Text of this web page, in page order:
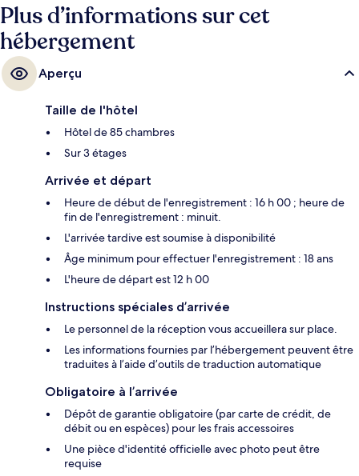
Plus d’informations sur cet
hébergement
Aperçu
Taille de l'hôtel
Hôtel de 85 chambres
Sur 3 étages
Arrivée et départ
Heure de début de l'enregistrement : 16 h 00 ; heure de
fin de l'enregistrement : minuit.
L'arrivée tardive est soumise à disponibilité
Âge minimum pour effectuer l'enregistrement : 18 ans
L'heure de départ est 12 h 00
Instructions spéciales d’arrivée
Le personnel de la réception vous accueillera sur place.
Les informations fournies par l’hébergement peuvent être
traduites à l’aide d’outils de traduction automatique
Obligatoire à l’arrivée
Dépôt de garantie obligatoire (par carte de crédit, de
débit ou en espèces) pour les frais accessoires
Une pièce d'identité officielle avec photo peut être
requise